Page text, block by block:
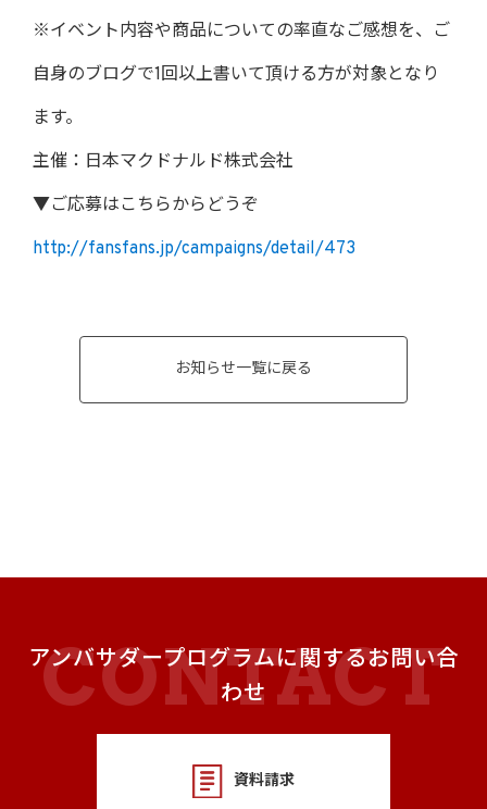
※イベント内容や商品についての率直なご感想を、ご
自身のブログで1回以上書いて頂ける方が対象となり
ます。
主催：日本マクドナルド株式会社
▼ご応募はこちらからどうぞ
http://fansfans.jp/campaigns/detail/473
お知らせ一覧に戻る
アンバサダープログラムに関するお問い合
わせ
資料請求